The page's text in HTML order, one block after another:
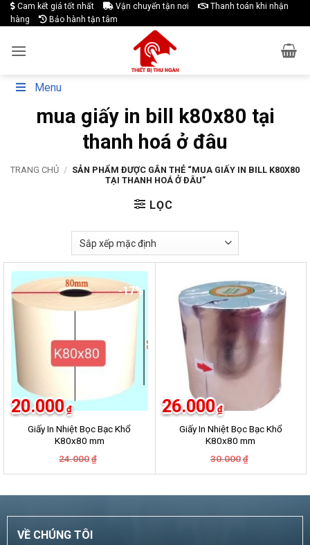
Skip
to
Cam kết giá tốt nhất Vận chuyển tận nơi
Thanh toán khi nhận
hàng
Bảo hành tận tâm
Menu
mua giấy in bill k80x80 tại
thanh hoá ở đâu
TRANG CHỦ / SẢN PHẨM ĐƯỢC GẮN THẺ “MUA GIẤY IN BILL K80X80
TẠI THANH HOÁ Ở ĐÂU”
LỌC
-17%
Giấy In Nhiệt Bọc Bạc Khổ
K80x80 mm
24.000 ₫
là:
20.000 ₫
tại
20.000₫.
-13%
Giấy In Nhiệt Bọc Bạc Khổ
K80x80 mm
30.000 ₫
là:
26.000 ₫
tại
26.000₫.
VỀ CHÚNG TÔI